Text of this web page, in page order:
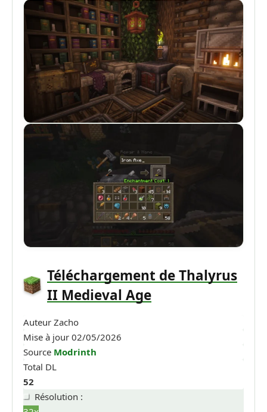
Téléchargement de Thalyrus
II Medieval Age
Auteur Zacho
Mise à jour 02/05/2026
Source Modrinth
Total DL
52
Résolution :